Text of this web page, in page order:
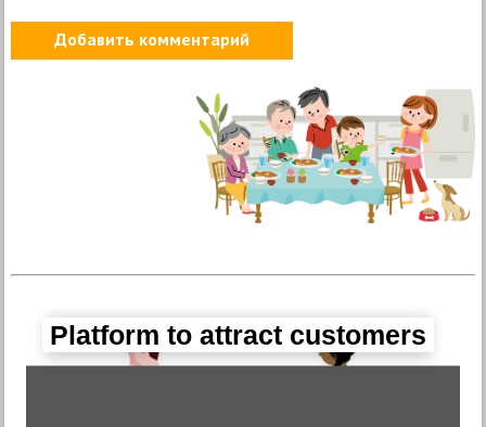
Добавить комментарий
Platform to attract customers